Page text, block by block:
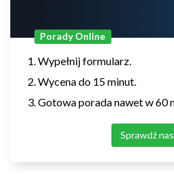
Porady Online
Wypełnij formularz.
Wycena do 15 minut.
Gotowa porada nawet w 60
Sprawdź nas